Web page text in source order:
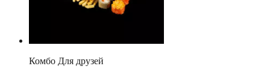
Комбо Для друзей